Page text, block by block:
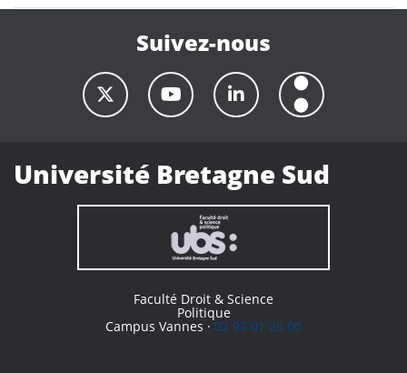
Suivez-nous
Université Bretagne Sud
Faculté Droit & Science
Politique
Campus Vannes ·02 97 01 26 00